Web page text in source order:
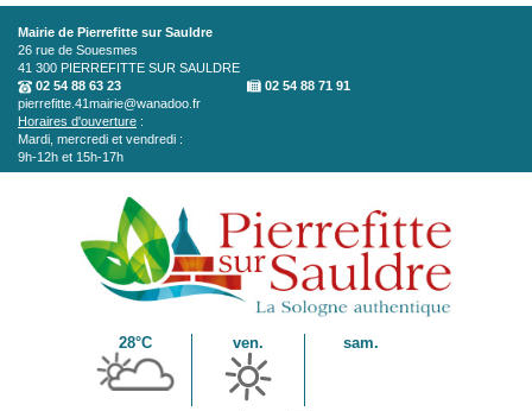
Aller au contenu principal
Mairie de Pierrefitte sur Sauldre
26 rue de Souesmes
41 300 PIERREFITTE SUR SAULDRE
02 54 88 63 23
02 54 88 71 91
pierrefitte.41mairie@wanadoo.fr
Horaires d'ouverture :
Mardi, mercredi et vendredi :
9h-12h et 15h-17h
28°C ven. sam.